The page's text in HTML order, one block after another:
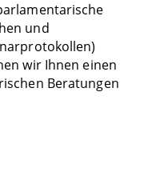
und
wir Ihnen einen
Beratungen